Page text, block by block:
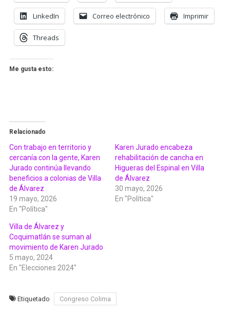
LinkedIn Correo electrónico Imprimir
Threads
Me gusta esto:
Relacionado
Con trabajo en territorio y
cercanía con la gente, Karen
Jurado continúa llevando
beneficios a colonias de Villa
de Álvarez
19 mayo, 2026
En "Política"
Karen Jurado encabeza
rehabilitación de cancha en
Higueras del Espinal en Villa
de Álvarez
30 mayo, 2026
En "Política"
Villa de Álvarez y
Coquimatlán se suman al
movimiento de Karen Jurado
5 mayo, 2024
En "Elecciones 2024"
Etiquetado Congreso Colima